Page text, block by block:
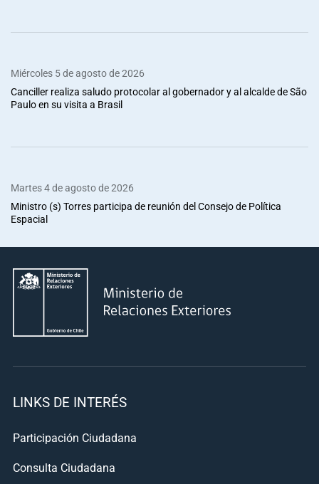
Miércoles 5 de agosto de 2026
Canciller realiza saludo protocolar al gobernador y al alcalde de São
Paulo en su visita a Brasil
Martes 4 de agosto de 2026
Ministro (s) Torres participa de reunión del Consejo de Política
Espacial
LINKS DE INTERÉS
Participación Ciudadana
Consulta Ciudadana